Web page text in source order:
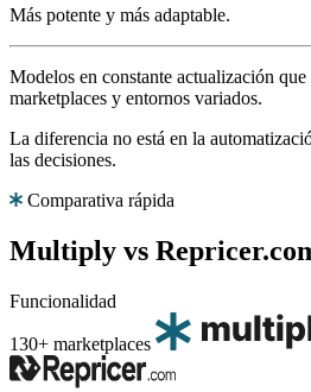
Más potente y más adaptable.
Modelos en constante actualización
marketplaces y entornos variados.
La diferencia no está en la
las decisiones.
Comparativa rápida
Multiply vs
Funcionalidad
130+ marketplaces